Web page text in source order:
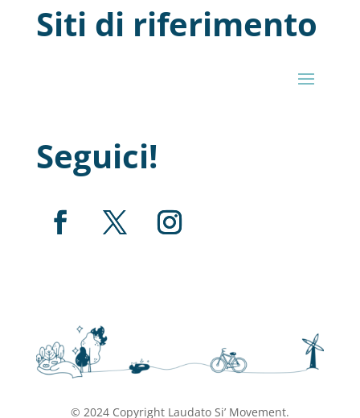
Siti di riferimento
Seguici!
© 2024 Copyright Laudato Si’ Movement.